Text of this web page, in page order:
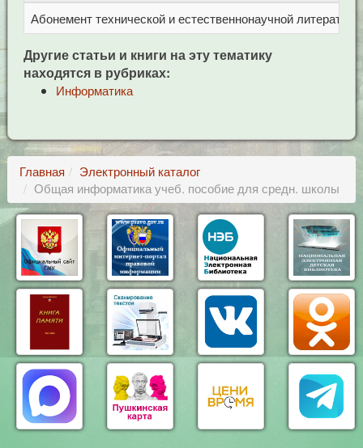
Абонемент технической и естественнонаучной литерат
Другие статьи и книги на эту тематику
находятся в рубриках:
Информатика
Главная
Электронный каталог
Общая информатика учеб. пособие для средн. школы